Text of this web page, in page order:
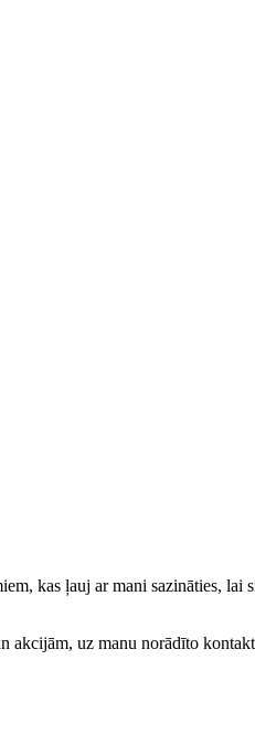
kas ļauj ar mani sazināties, lai
akcijām, uz manu norādīto